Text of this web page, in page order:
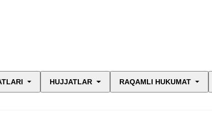
HUJJATLAR RAQAMLI HUKUMAT